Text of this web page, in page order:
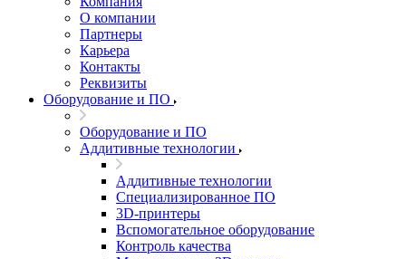
О компании
Партнеры
Карьера
Контакты
Реквизиты
Оборудование и ПО
Оборудование и ПО
Аддитивные технологии
Аддитивные технологии
Специализированное ПО
3D-принтеры
Вспомогательное оборудование
Контроль качества